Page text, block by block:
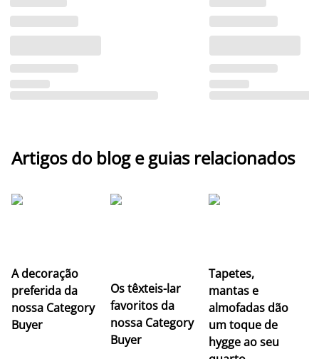
Artigos do blog e guias relacionados
A decoração
preferida da
nossa Category
Buyer
Os têxteis-lar
favoritos da
nossa Category
Buyer
Tapetes,
mantas e
almofadas dão
um toque de
hygge ao seu